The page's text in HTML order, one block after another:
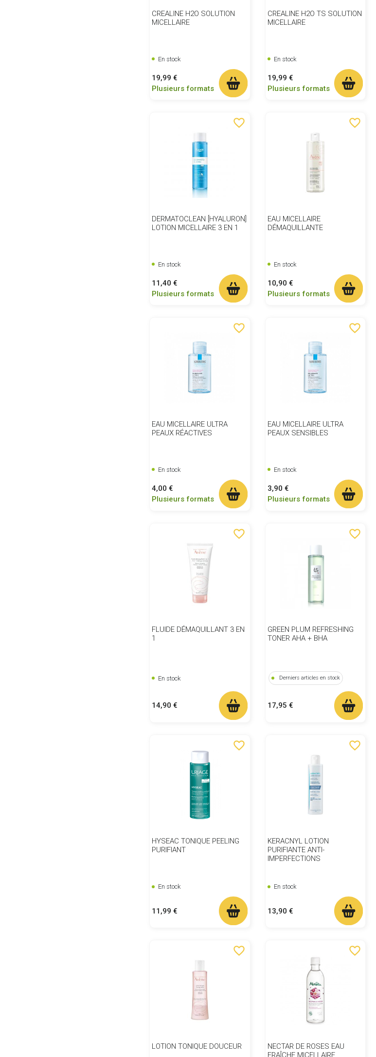
CREALINE H2O SOLUTION
MICELLAIRE
En stock
Prix
19,99 €
Plusieurs formats
CREALINE H2O TS SOLUTION
MICELLAIRE
En stock
Prix
19,99 €
Plusieurs formats
favorite_border
DERMATOCLEAN [HYALURON]
LOTION MICELLAIRE 3 EN 1
En stock
Prix
11,40 €
Plusieurs formats
favorite_border
EAU MICELLAIRE
DÉMAQUILLANTE
En stock
Prix
10,90 €
Plusieurs formats
favorite_border
EAU MICELLAIRE ULTRA
PEAUX RÉACTIVES
En stock
Prix
4,00 €
Plusieurs formats
favorite_border
EAU MICELLAIRE ULTRA
PEAUX SENSIBLES
En stock
Prix
3,90 €
Plusieurs formats
favorite_border
FLUIDE DÉMAQUILLANT 3 EN
1
En stock
Prix
14,90 €
favorite_border
GREEN PLUM REFRESHING
TONER AHA + BHA
Derniers articles en stock
Prix
17,95 €
favorite_border
HYSEAC TONIQUE PEELING
PURIFIANT
En stock
Prix
11,99 €
favorite_border
KERACNYL LOTION
PURIFIANTE ANTI-
IMPERFECTIONS
En stock
Prix
13,90 €
favorite_border
LOTION TONIQUE DOUCEUR
favorite_border
NECTAR DE ROSES EAU